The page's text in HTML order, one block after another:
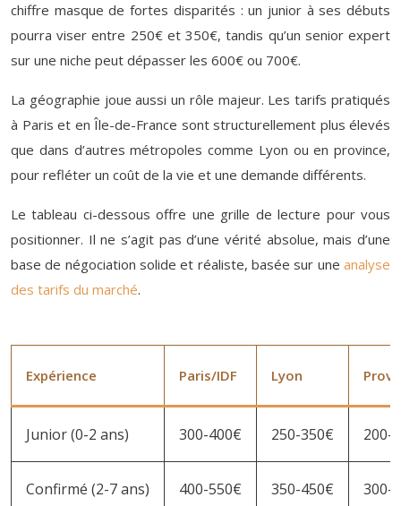
chiffre masque de fortes disparités : un junior à ses débuts
pourra viser entre 250€ et 350€, tandis qu’un senior expert
sur une niche peut dépasser les 600€ ou 700€.
La géographie joue aussi un rôle majeur. Les tarifs pratiqués
à Paris et en Île-de-France sont structurellement plus élevés
que dans d’autres métropoles comme Lyon ou en province,
pour refléter un coût de la vie et une demande différents.
Le tableau ci-dessous offre une grille de lecture pour vous
positionner. Il ne s’agit pas d’une vérité absolue, mais d’une
base de négociation solide et réaliste, basée sur une analyse
des tarifs du marché.
Expérience Paris/IDF Lyon
Junior (0-2 ans) 300-400€ 250-350€ 200-
Confirmé (2-7 ans) 400-550€ 350-450€ 300-